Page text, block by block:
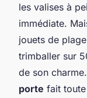
les valises à
immédiate.
jouets de
trimballer sur
de son
porte fait